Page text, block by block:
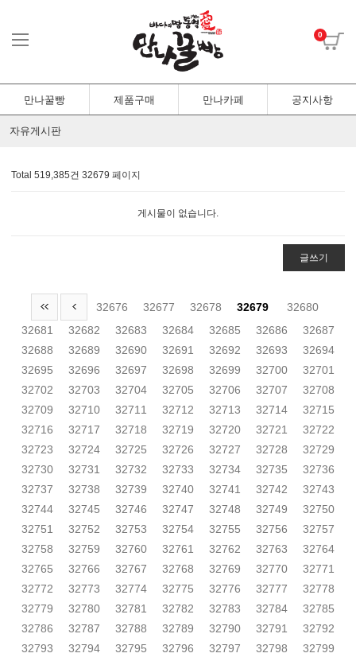
0
만나꿀빵 제품구매 만나카페 공지사항
자유게시판
Total 519,385건 32679 페이지
게시물이 없습니다.
글쓰기
32676 32677 32678 32679
32680
32681
32682 32683 32684 32685 32686
32687
32688
32689 32690 32691 32692 32693
32694
32695
32696 32697 32698 32699 32700
32701
32702
32703 32704 32705 32706 32707
32708
32709
32710 32711 32712 32713 32714
32715
32716
32717 32718 32719 32720 32721
32722
32723
32724 32725 32726 32727 32728
32729
32730
32731 32732 32733 32734 32735
32736
32737
32738 32739 32740 32741 32742
32743
32744
32745 32746 32747 32748 32749
32750
32751
32752 32753 32754 32755 32756
32757
32758
32759 32760 32761 32762 32763
32764
32765
32766 32767 32768 32769 32770
32771
32772
32773 32774 32775 32776 32777
32778
32779
32780 32781 32782 32783 32784
32785
32786
32787 32788 32789 32790 32791
32792
32793
32794 32795 32796 32797 32798
32799